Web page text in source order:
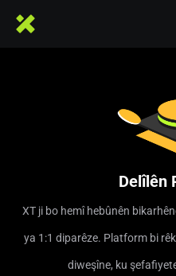
Delîlên
XT ji bo hemî hebûnên
ya 1:1 diparêze. Platform bi
diweşîne, ku